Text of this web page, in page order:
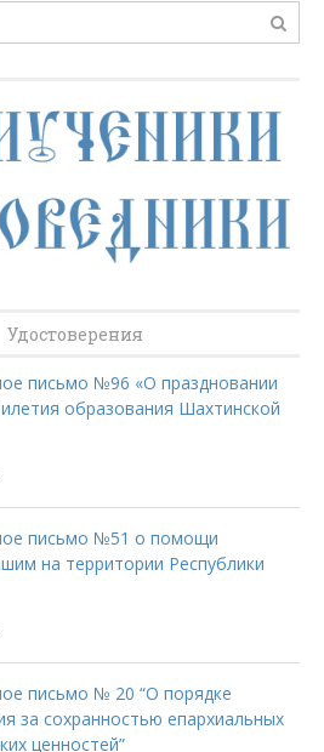
Удостоверения
письмо №96 «О праздновании
образования Шахтинской
письмо №51 о помощи
на территории Республики
письмо № 20 “О порядке
за сохранностью епархиальных
ценностей”